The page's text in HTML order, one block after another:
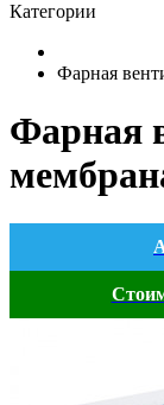
Категории
Фарная
Фарная